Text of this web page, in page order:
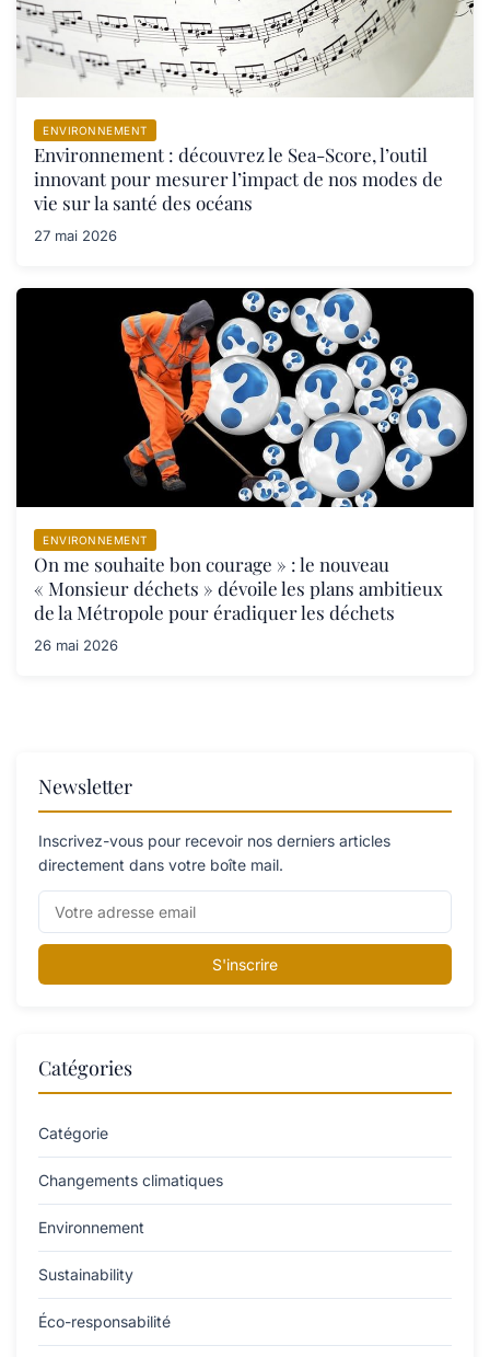
ENVIRONNEMENT
Environnement : découvrez le Sea-Score, l’outil
innovant pour mesurer l’impact de nos modes de
vie sur la santé des océans
27 mai 2026
ENVIRONNEMENT
On me souhaite bon courage » : le nouveau
« Monsieur déchets » dévoile les plans ambitieux
de la Métropole pour éradiquer les déchets
26 mai 2026
Newsletter
Inscrivez-vous pour recevoir nos derniers articles
directement dans votre boîte mail.
S'inscrire
Catégories
Catégorie
Changements climatiques
Environnement
Sustainability
Éco-responsabilité